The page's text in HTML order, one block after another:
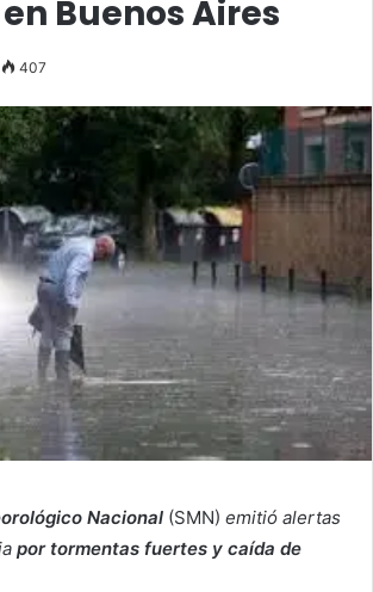
Buenos Aires
407
Nacional (SMN) emitió alertas
por tormentas fuertes y caída de